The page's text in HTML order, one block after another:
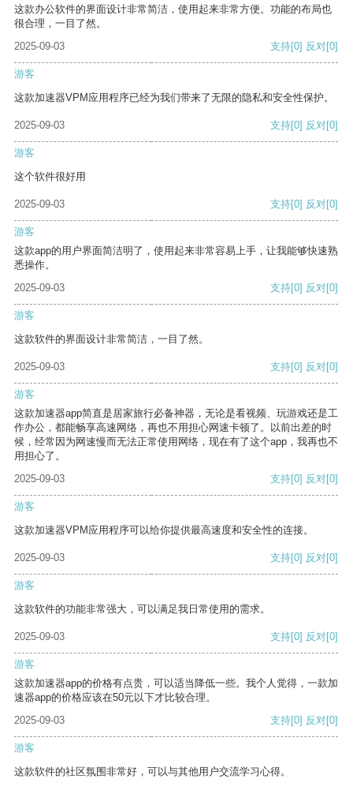
这款办公软件的界面设计非常简洁，使用起来非常方便。功能的布局也
很合理，一目了然。
2025-09-03
支持[0] 反对[0]
游客
这款加速器VPM应用程序已经为我们带来了无限的隐私和安全性保护。
2025-09-03 支持[0] 反对[0]
游客
这个软件很好用
2025-09-03 支持[0] 反对[0]
游客
这款app的用户界面简洁明了，使用起来非常容易上手，让我能够快速熟
悉操作。
2025-09-03
支持[0] 反对[0]
游客
这款软件的界面设计非常简洁，一目了然。
2025-09-03 支持[0] 反对[0]
游客
这款加速器app简直是居家旅行必备神器，无论是看视频、玩游戏还是工
作办公，都能畅享高速网络，再也不用担心网速卡顿了。以前出差的时
候，经常因为网速慢而无法正常使用网络，现在有了这个app，我再也不
用担心了。
2025-09-03
支持[0] 反对[0]
游客
这款加速器VPM应用程序可以给你提供最高速度和安全性的连接。
2025-09-03 支持[0] 反对[0]
游客
这款软件的功能非常强大，可以满足我日常使用的需求。
2025-09-03 支持[0] 反对[0]
游客
这款加速器app的价格有点贵，可以适当降低一些。我个人觉得，一款加
速器app的价格应该在50元以下才比较合理。
2025-09-03
支持[0] 反对[0]
游客
这款软件的社区氛围非常好，可以与其他用户交流学习心得。